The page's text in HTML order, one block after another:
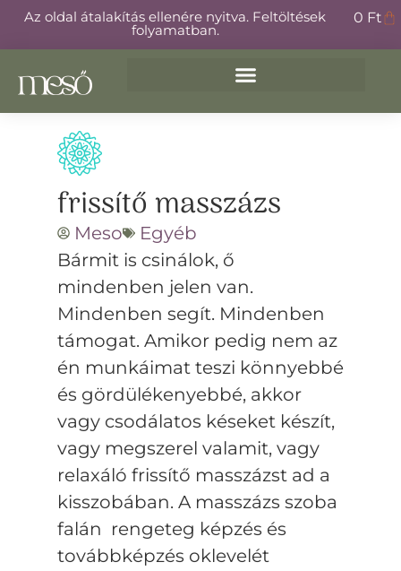
Az oldal átalakítás ellenére nyitva. Feltöltések
folyamatban.
0 Ft
frissítő masszázs
Meso
Egyéb
Bármit is csinálok, ő
mindenben jelen van.
Mindenben segít. Mindenben
támogat. Amikor pedig nem az
én munkáimat teszi könnyebbé
és gördülékenyebbé, akkor
vagy csodálatos késeket készít,
vagy megszerel valamit, vagy
relaxáló frissítő masszázst ad a
kisszobában. A masszázs szoba
falán rengeteg képzés és
továbbképzés oklevelét